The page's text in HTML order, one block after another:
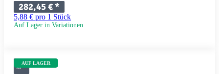
282,45 €*
5,88 € pro 1 Stück
Auf Lager in Variationen
AUF LAGER